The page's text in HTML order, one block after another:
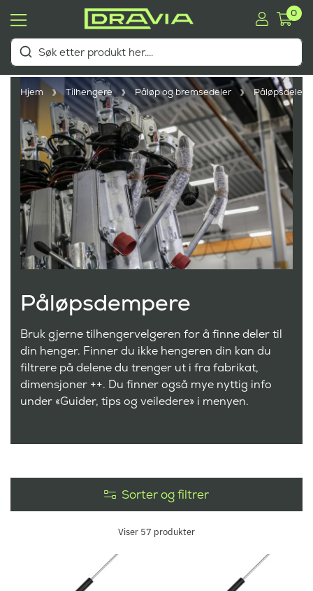
0
Hjem Tilhengere Påløp og bremsedeler Påløpsdeler
Påløpsdempere
Bruk gjerne tilhengervelgeren for å finne deler til
din henger. Finner du ikke hengeren din kan du
filtrere på delene du trenger ut i fra fabrikat,
dimensjoner ++. Du finner også mye nyttig info
under «Guider, tips og veiledere» i menyen.
Sorter og filtrer
Viser 57 produkter